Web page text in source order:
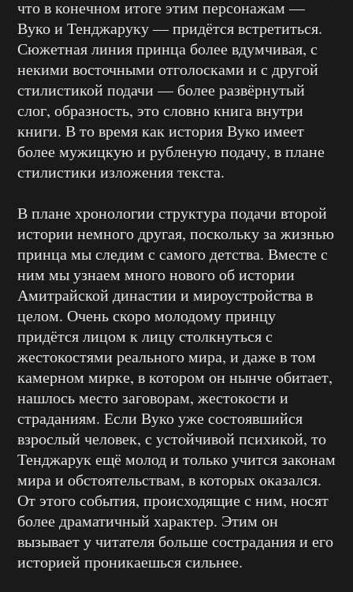
что в конечном итоге этим персонажам —
Вуко и Тенджаруку — придётся встретиться.
Сюжетная линия принца более вдумчивая, с
некими восточными отголосками и с другой
стилистикой подачи — более развёрнутый
слог, образность, это словно книга внутри
книги. В то время как история Вуко имеет
более мужицкую и рубленую подачу, в плане
стилистики изложения текста.
В плане хронологии структура подачи второй
истории немного другая, поскольку за жизнью
принца мы следим с самого детства. Вместе с
ним мы узнаем много нового об истории
Амитрайской династии и мироустройства в
целом. Очень скоро молодому принцу
придётся лицом к лицу столкнуться с
жестокостями реального мира, и даже в том
камерном мирке, в котором он нынче обитает,
нашлось место заговорам, жестокости и
страданиям. Если Вуко уже состоявшийся
взрослый человек, с устойчивой психикой, то
Тенджарук ещё молод и только учится законам
мира и обстоятельствам, в которых оказался.
От этого события, происходящие с ним, носят
более драматичный характер. Этим он
вызывает у читателя больше сострадания и его
историей проникаешься сильнее.